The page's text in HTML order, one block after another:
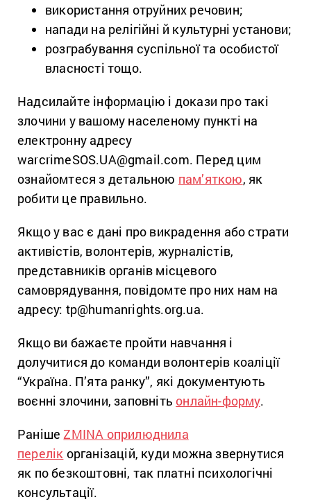
використання отруйних речовин;
напади на релігійні й культурні установи;
розграбування суспільної та особистої
власності тощо.
Надсилайте інформацію і докази про такі
злочини у вашому населеному пункті на
електронну адресу
warcrimeSOS.UA@gmail.com. Перед цим
ознайомтеся з детальною пам’яткою, як
робити це правильно.
Якщо у вас є дані про викрадення або страти
активістів, волонтерів, журналістів,
представників органів місцевого
самоврядування, повідомте про них нам на
адресу: tp@humanrights.org.ua.
Якщо ви бажаєте пройти навчання і
долучитися до команди волонтерів коаліції
“Україна. П’ята ранку”, які документують
воєнні злочини, заповніть онлайн-форму.
РанішеZMINA оприлюднила
перелік організацій, куди можна звернутися
як по безкоштовні, так платні психологічні
консультації.